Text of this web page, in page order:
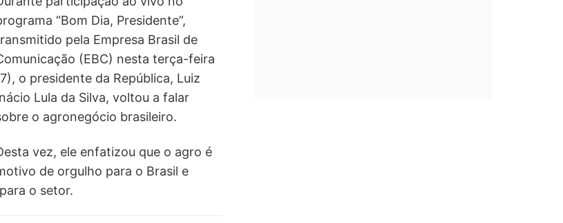
“Bom Dia, Presidente”,
pela Empresa Brasil de
(EBC) nesta terça-feira
o presidente da República, Luiz
Lula da Silva, voltou a falar
o agronegócio brasileiro.
vez, ele enfatizou que o agro é
de orgulho para o Brasil e
o setor.